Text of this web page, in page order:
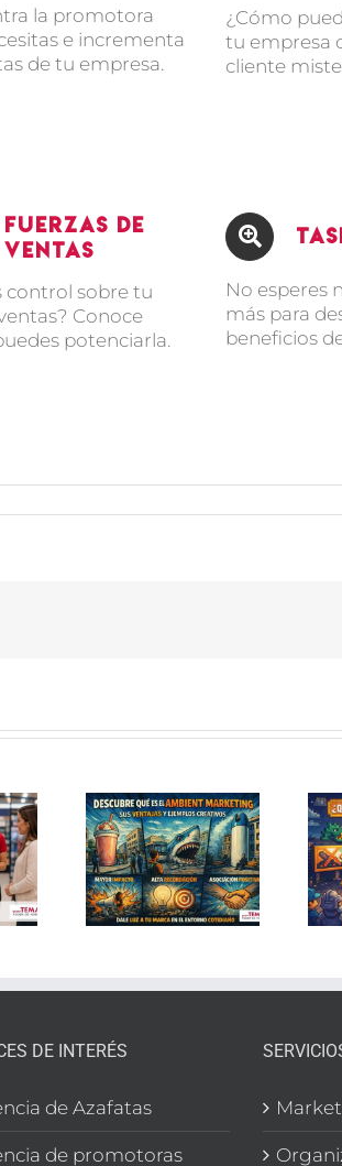
la promotora
e incrementa
de tu empresa.
¿Cómo
tu empresa
cliente
Fuerzas de
Ventas
control sobre tu
Conoce
potenciarla.
No esperes
más para
beneficios
el
Acciones
BTL: qué
son y
cómo
conectar
con tu
DE INTERÉS
de Azafatas
de promotoras